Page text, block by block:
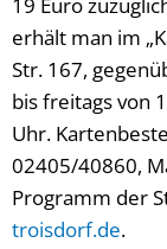
erhält man im
Str. 167,
bis freitags von
Uhr.
02405/40860,
Programm der
troisdorf.de.